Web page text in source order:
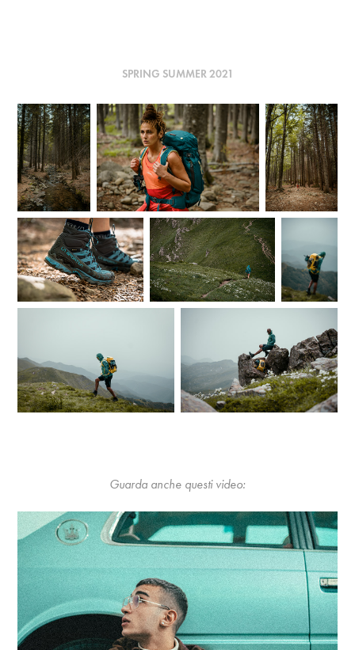
SPRING SUMMER 2021
Guarda anche questi video: